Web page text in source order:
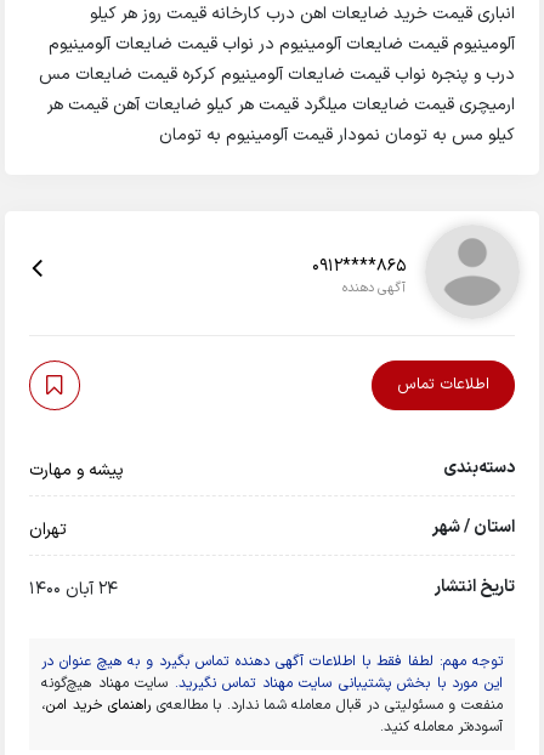
انباری قیمت خرید ضایعات اهن درب کارخانه قیمت روز هر کیلو
آلومینیوم قیمت ضایعات آلومینیوم در نواب قیمت ضایعات آلومینیوم
درب و پنجره نواب قیمت ضایعات آلومینیوم کرکره قیمت ضایعات مس
ارمیچری قیمت ضایعات میلگرد قیمت هر کیلو ضایعات آهن قیمت هر
کیلو مس به تومان نمودار قیمت آلومینیوم به تومان
0912****865
آگهی دهنده
اطلاعات تماس
دسته‌بندی پیشه و مهارت
استان / شهر تهران
تاریخ انتشار 24 آبان 1400
توجه مهم: لطفا فقط با اطلاعات آگهی دهنده تماس بگیرد و به هیچ عنوان در
این مورد با بخش پشتیبانی سایت مهناد تماس نگیرید. سایت مهناد هیچ‌گونه
منفعت و مسئولیتی در قبال معامله شما ندارد. با مطالعه‌ی راهنمای خرید امن،
آسوده‌تر معامله کنید.